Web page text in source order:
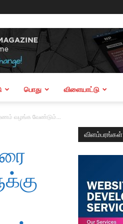
பொது விளையாட்டு
வழங்க வேண்டும்...
விளம்பரங்கள்